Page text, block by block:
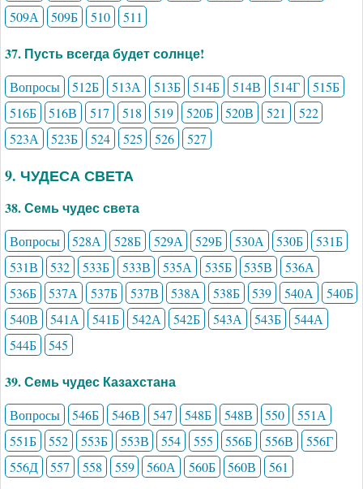
509А
509Б 510 511
37. Пусть всегда будет солнце!
Вопросы 512Б 513А 513Б 514Б 514В 514Г
515Б
516Б
516В 517 518 519 520Б 520В 521
522
523А
523Б 524 525 526 527
9. ЧУДЕСА СВЕТА
38. Семь чудес света
Вопросы 528А 528Б 529А 529Б 530А 530Б
531Б
531В
532 533Б 533В 535А 535Б 535В
536А
536Б
537А 537Б 537В 538А 538Б 539 540А
540Б
540В
541А 541Б 542А 542Б 543А 543Б
544А
544Б
545
39. Семь чудес Казахстана
Вопросы 546Б 546В 547 548Б 548В 550
551А
551Б
552 553Б 553В 554 555 556Б 556В
556Г
556Д
557 558 559 560А 560Б 560В 561